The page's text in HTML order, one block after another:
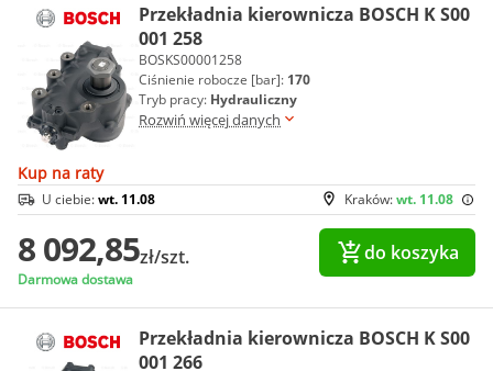
Przekładnia kierownicza BOSCH K S00
001 258
BOSKS00001258
Ciśnienie robocze [bar]: 170
Tryb pracy: Hydrauliczny
Rozwiń więcej danych
Kup na raty
Kraków:wt. 11.08
U ciebie:wt. 11.08
8 092,85zł/szt.
Darmowa dostawa
do koszyka
Przekładnia kierownicza BOSCH K S00
001 266